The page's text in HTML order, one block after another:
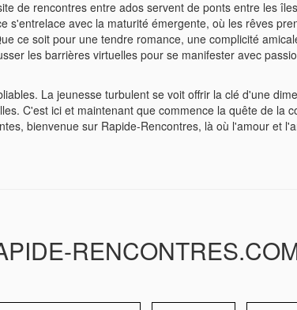
de rencontres entre ados servent de ponts entre les
s'entrelace avec la maturité émergente, où les rêves
ce soit pour une tendre romance, une complicité
les barrières virtuelles pour se manifester avec
La jeunesse turbulent se voit offrir la clé d'une
C'est ici et maintenant que commence la quête de la
bienvenue sur Rapide-Rencontres, là où l'amour et